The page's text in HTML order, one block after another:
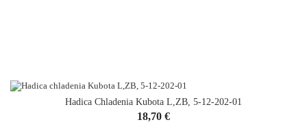
Hadica Chladenia Kubota L,ZB, 5-12-202-01
Cena
18,70 €